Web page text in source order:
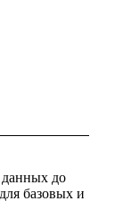
данных до
базовых и